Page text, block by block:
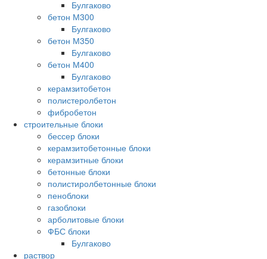
Булгаково
бетон М300
Булгаково
бетон М350
Булгаково
бетон М400
Булгаково
керамзитобетон
полистеролбетон
фибробетон
строительные блоки
бессер блоки
керамзитобетонные блоки
керамзитные блоки
бетонные блоки
полистиролбетонные блоки
пеноблоки
газоблоки
арболитовые блоки
ФБС блоки
Булгаково
раствор